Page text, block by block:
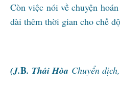
Còn việc nói về chuyện
dài thêm thời gian cho chế
(J.B. Thái Hòa Chuyển